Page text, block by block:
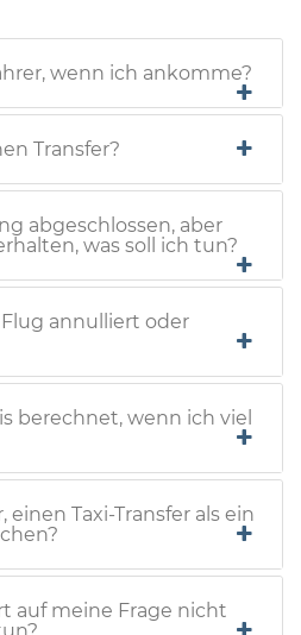
wenn ich ankomme?
Transfer?
abgeschlossen, aber
was soll ich tun?
annulliert oder
berechnet, wenn ich viel
einen Taxi-Transfer als ein
auf meine Frage nicht